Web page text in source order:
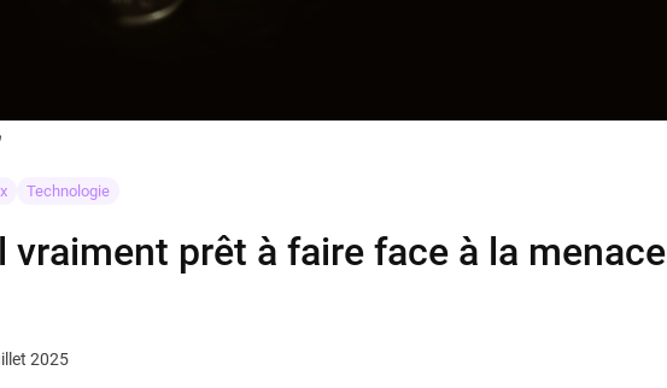
Technologie
vraiment prêt à faire face à la menace
2025